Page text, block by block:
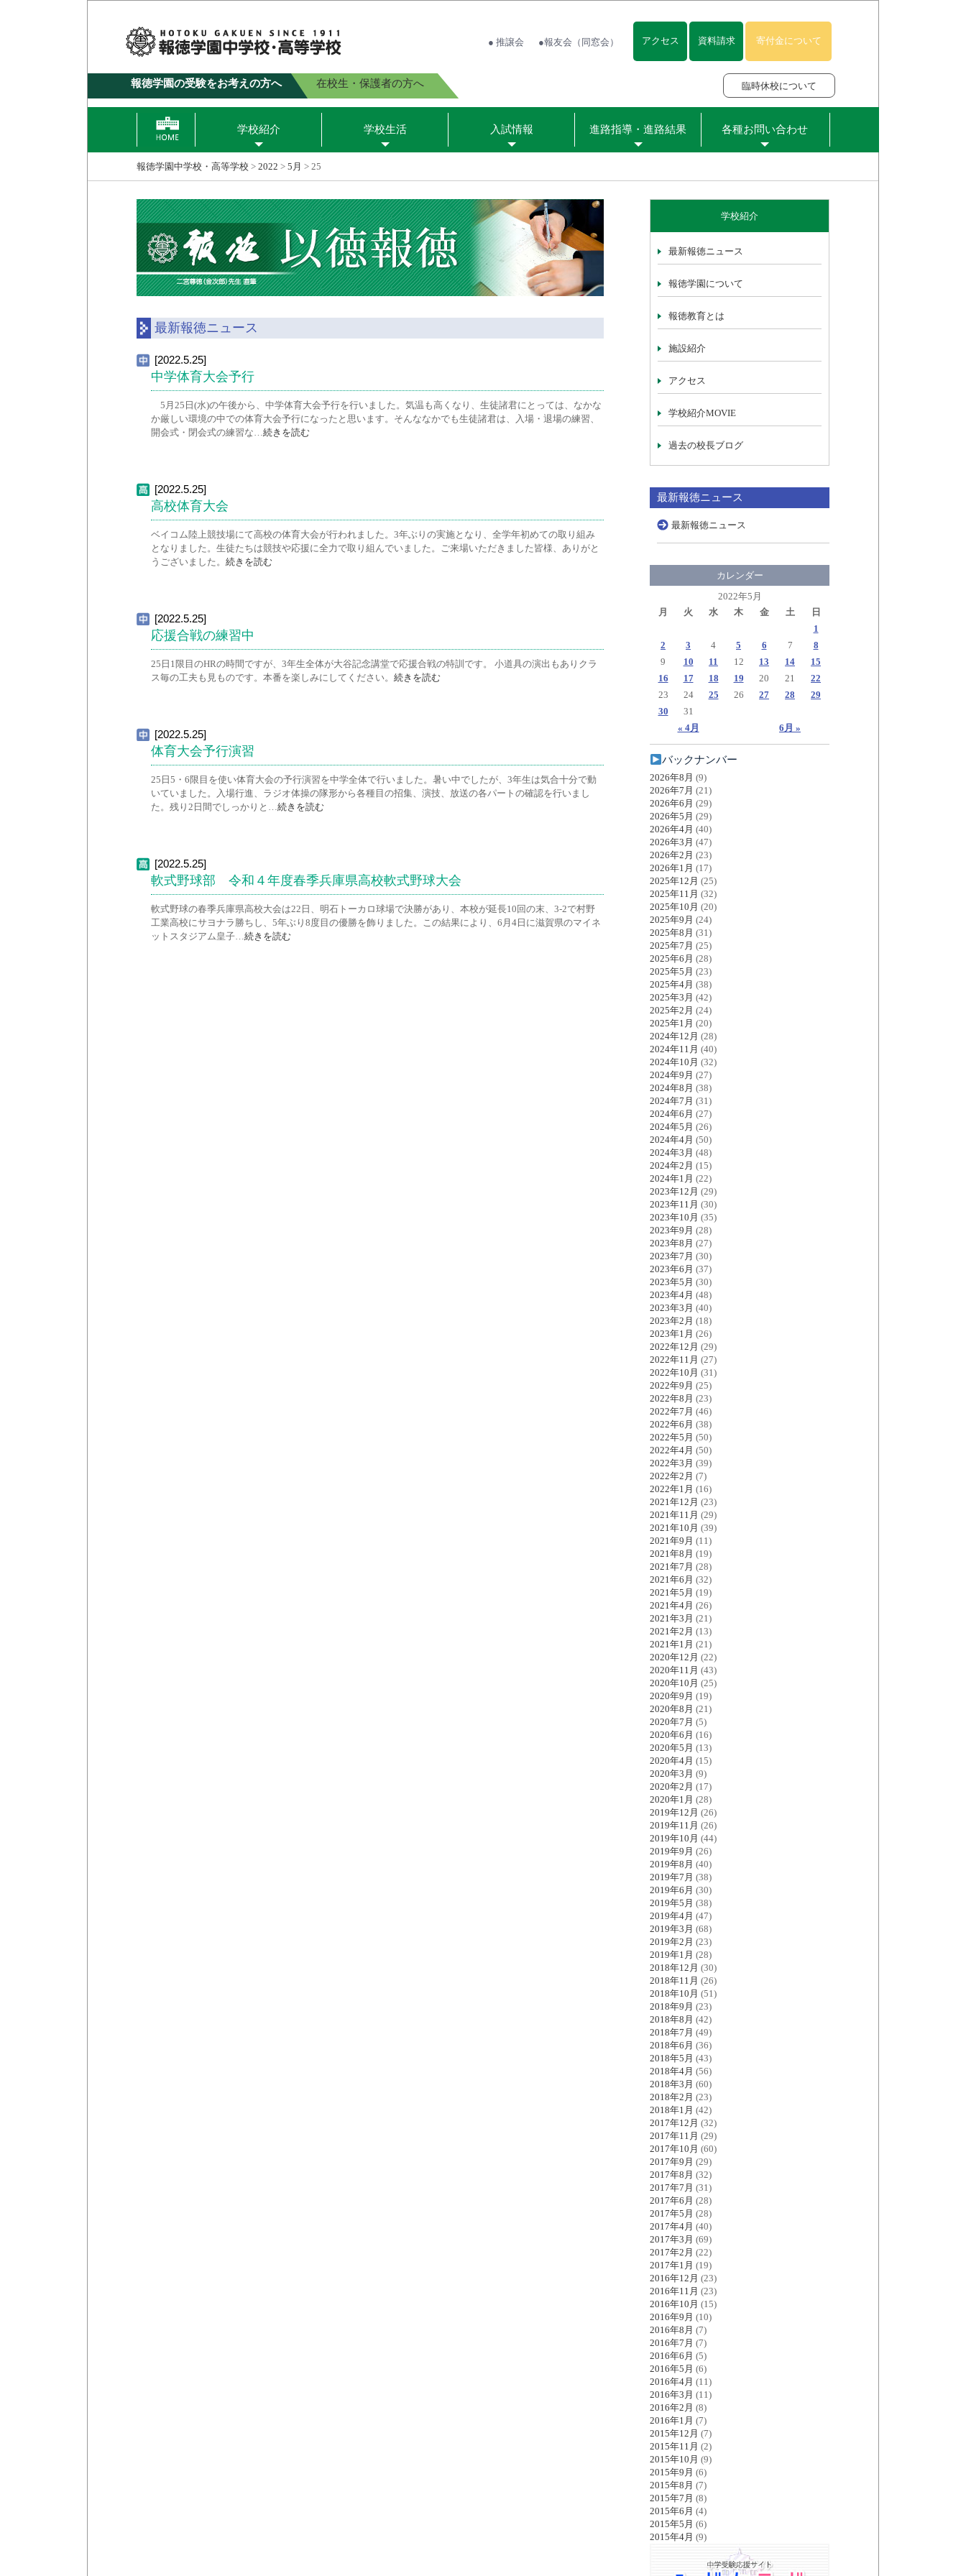
● 推譲会 ●報友会（同窓会） アクセス 資料請求 寄付金について
報徳学園の受験をお考えの方へ 在校生・保護者の方へ 臨時休校について
学校紹介 学校生活 入試情報 進路指導・進路結果 各種お問い合わせ
報徳学園中学校・高等学校 > 2022 > 5月 > 25
最新報徳ニュース
[2022.5.25]
中学体育大会予行
5月25日(水)の午後から、中学体育大会予行を行いました。気温も高くなり、生徒諸君にとっては、なかな
か厳しい環境の中での体育大会予行になったと思います。そんななかでも生徒諸君は、入場・退場の練習、
開会式・閉会式の練習な…続きを読む
[2022.5.25]
高校体育大会
ベイコム陸上競技場にて高校の体育大会が行われました。3年ぶりの実施となり、全学年初めての取り組み
となりました。生徒たちは競技や応援に全力で取り組んでいました。ご来場いただきました皆様、ありがと
うございました。 続きを読む
[2022.5.25]
応援合戦の練習中
25日1限目のHRの時間ですが、3年生全体が大谷記念講堂で応援合戦の特訓です。 小道具の演出もありクラ
ス毎の工夫も見ものです。本番を楽しみにしてください。 続きを読む
[2022.5.25]
体育大会予行演習
25日5・6限目を使い体育大会の予行演習を中学全体で行いました。暑い中でしたが、3年生は気合十分で動
いていました。入場行進、ラジオ体操の隊形から各種目の招集、演技、放送の各パートの確認を行いまし
た。残り2日間でしっかりと…続きを読む
[2022.5.25]
軟式野球部 令和４年度春季兵庫県高校軟式野球大会
軟式野球の春季兵庫県高校大会は22日、明石トーカロ球場で決勝があり、本校が延長10回の末、3-2で村野
工業高校にサヨナラ勝ちし、5年ぶり8度目の優勝を飾りました。この結果により、6月4日に滋賀県のマイネ
ットスタジアム皇子…続きを読む
学校紹介
最新報徳ニュース
報徳学園について
報徳教育とは
施設紹介
アクセス
学校紹介MOVIE
過去の校長ブログ
最新報徳ニュース
最新報徳ニュース
カレンダー
2022年5月
月
火 水 木 金 土 日
« 4月 6月 »
1
2
3 4 5 6 7
8
9
10 11 12 13 14
15
16
17 18 19 20 21
22
23
24 25 26 27 28
29
30
31
バックナンバー
2026年8月 (9)
2026年7月 (21)
2026年6月 (29)
2026年5月 (29)
2026年4月 (40)
2026年3月 (47)
2026年2月 (23)
2026年1月 (17)
2025年12月 (25)
2025年11月 (32)
2025年10月 (20)
2025年9月 (24)
2025年8月 (31)
2025年7月 (25)
2025年6月 (28)
2025年5月 (23)
2025年4月 (38)
2025年3月 (42)
2025年2月 (24)
2025年1月 (20)
2024年12月 (28)
2024年11月 (40)
2024年10月 (32)
2024年9月 (27)
2024年8月 (38)
2024年7月 (31)
2024年6月 (27)
2024年5月 (26)
2024年4月 (50)
2024年3月 (48)
2024年2月 (15)
2024年1月 (22)
2023年12月 (29)
2023年11月 (30)
2023年10月 (35)
2023年9月 (28)
2023年8月 (27)
2023年7月 (30)
2023年6月 (37)
2023年5月 (30)
2023年4月 (48)
2023年3月 (40)
2023年2月 (18)
2023年1月 (26)
2022年12月 (29)
2022年11月 (27)
2022年10月 (31)
2022年9月 (25)
2022年8月 (23)
2022年7月 (46)
2022年6月 (38)
2022年5月 (50)
2022年4月 (50)
2022年3月 (39)
2022年2月 (7)
2022年1月 (16)
2021年12月 (23)
2021年11月 (29)
2021年10月 (39)
2021年9月 (11)
2021年8月 (19)
2021年7月 (28)
2021年6月 (32)
2021年5月 (19)
2021年4月 (26)
2021年3月 (21)
2021年2月 (13)
2021年1月 (21)
2020年12月 (22)
2020年11月 (43)
2020年10月 (25)
2020年9月 (19)
2020年8月 (21)
2020年7月 (5)
2020年6月 (16)
2020年5月 (13)
2020年4月 (15)
2020年3月 (9)
2020年2月 (17)
2020年1月 (28)
2019年12月 (26)
2019年11月 (26)
2019年10月 (44)
2019年9月 (26)
2019年8月 (40)
2019年7月 (38)
2019年6月 (30)
2019年5月 (38)
2019年4月 (47)
2019年3月 (68)
2019年2月 (23)
2019年1月 (28)
2018年12月 (30)
2018年11月 (26)
2018年10月 (51)
2018年9月 (23)
2018年8月 (42)
2018年7月 (49)
2018年6月 (36)
2018年5月 (43)
2018年4月 (56)
2018年3月 (60)
2018年2月 (23)
2018年1月 (42)
2017年12月 (32)
2017年11月 (29)
2017年10月 (60)
2017年9月 (29)
2017年8月 (32)
2017年7月 (31)
2017年6月 (28)
2017年5月 (28)
2017年4月 (40)
2017年3月 (69)
2017年2月 (22)
2017年1月 (19)
2016年12月 (23)
2016年11月 (23)
2016年10月 (15)
2016年9月 (10)
2016年8月 (7)
2016年7月 (7)
2016年6月 (5)
2016年5月 (6)
2016年4月 (11)
2016年3月 (11)
2016年2月 (8)
2016年1月 (7)
2015年12月 (7)
2015年11月 (2)
2015年10月 (9)
2015年9月 (6)
2015年8月 (7)
2015年7月 (8)
2015年6月 (4)
2015年5月 (6)
2015年4月 (9)